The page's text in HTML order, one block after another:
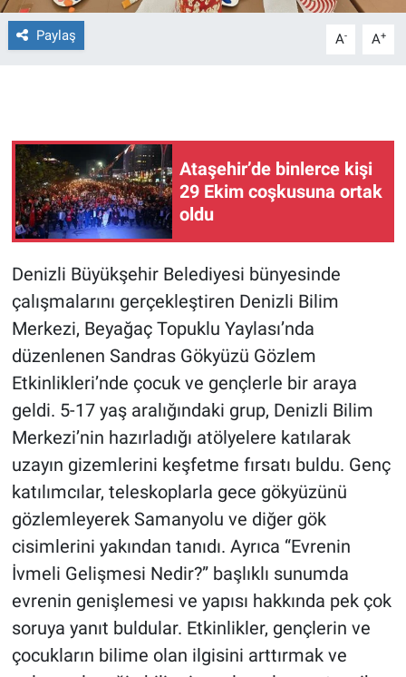
Paylaş A- A+
Ataşehir’de binlerce kişi
29 Ekim coşkusuna ortak
oldu
Denizli Büyükşehir Belediyesi bünyesinde
çalışmalarını gerçekleştiren Denizli Bilim
Merkezi, Beyağaç Topuklu Yaylası’nda
düzenlenen Sandras Gökyüzü Gözlem
Etkinlikleri’nde çocuk ve gençlerle bir araya
geldi. 5-17 yaş aralığındaki grup, Denizli Bilim
Merkezi’nin hazırladığı atölyelere katılarak
uzayın gizemlerini keşfetme fırsatı buldu. Genç
katılımcılar, teleskoplarla gece gökyüzünü
gözlemleyerek Samanyolu ve diğer gök
cisimlerini yakından tanıdı. Ayrıca “Evrenin
İvmeli Gelişmesi Nedir?” başlıklı sunumda
evrenin genişlemesi ve yapısı hakkında pek çok
soruya yanıt buldular. Etkinlikler, gençlerin ve
çocukların bilime olan ilgisini arttırmak ve
Gün Başlıyor
Gündem Özel
Günün görüntüsü
Haber
Kimdir
Koronavirüs
Kültür Sanat
Ne demişti
Nedir
Popüler
Programlar
Sağlık